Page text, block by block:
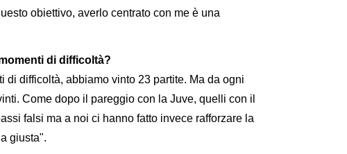
obiettivo, averlo centrato con me è una
di difficoltà?
di difficoltà, abbiamo vinto 23 partite. Ma da ogni
Come dopo il pareggio con la Juve, quelli con il
falsi ma a noi ci hanno fatto invece rafforzare la
giusta".